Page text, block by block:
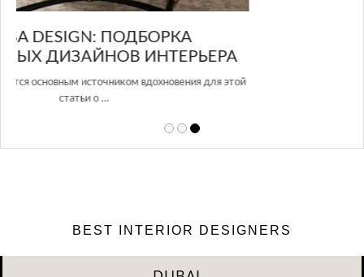
GLAZOV DESIGN GROUP – УНИКАЛЬНЫЙ
ПОДХОД К ДИЗАЙНУ
Glazov Design Group- это одна из лучших студий дизайна интерьера
BEST INTERIOR DESIGNERS